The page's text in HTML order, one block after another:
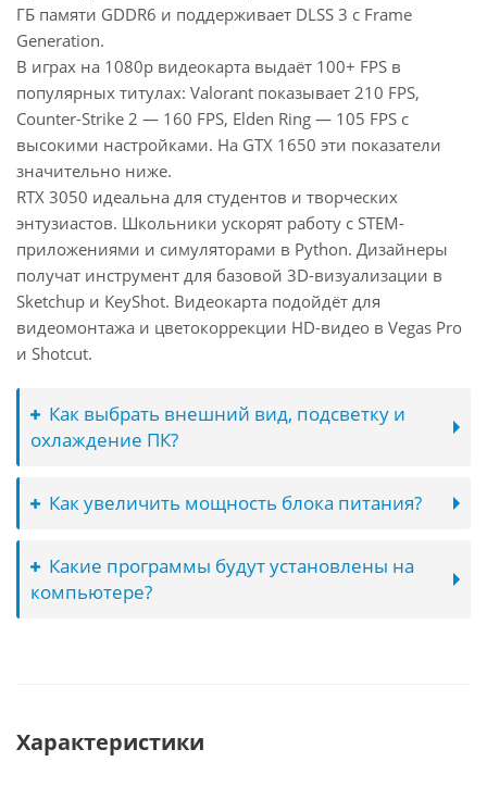
ГБ памяти GDDR6 и поддерживает DLSS 3 с Frame
Generation.
В играх на 1080p видеокарта выдаёт 100+ FPS в
популярных титулах: Valorant показывает 210 FPS,
Counter-Strike 2 — 160 FPS, Elden Ring — 105 FPS с
высокими настройками. На GTX 1650 эти показатели
значительно ниже.
RTX 3050 идеальна для студентов и творческих
энтузиастов. Школьники ускорят работу с STEM-
приложениями и симуляторами в Python. Дизайнеры
получат инструмент для базовой 3D-визуализации в
Sketchup и KeyShot. Видеокарта подойдёт для
видеомонтажа и цветокоррекции HD-видео в Vegas Pro
и Shotcut.
Как выбрать внешний вид, подсветку и
охлаждение ПК?
Как увеличить мощность блока питания?
Какие программы будут установлены на
компьютере?
Характеристики